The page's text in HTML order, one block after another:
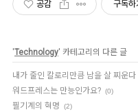
공감 구독하
'Technology' 카테고리의 다른 글
내가 줄인 칼로리만큼 남을 살 찌운다
워드프레스는 만능인가요? (0)
필기계의 혁명 (2)